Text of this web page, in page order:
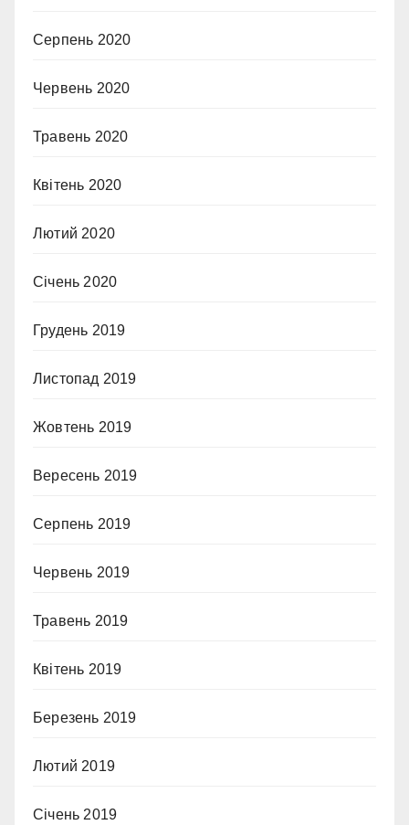
Серпень 2020
Червень 2020
Травень 2020
Квітень 2020
Лютий 2020
Січень 2020
Грудень 2019
Листопад 2019
Жовтень 2019
Вересень 2019
Серпень 2019
Червень 2019
Травень 2019
Квітень 2019
Березень 2019
Лютий 2019
Січень 2019